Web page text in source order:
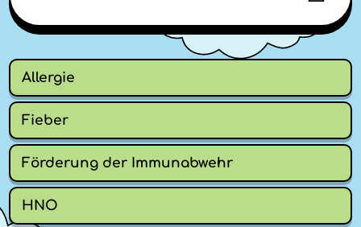
Allergie
Fieber
Förderung der Immunabwehr
HNO